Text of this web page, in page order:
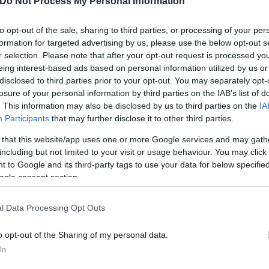
opt-out of the sale, sharing to third parties, or processing of your
for targeted advertising by us, please use the below opt-out
selection. Please note that after your opt-out request is processed
interest-based ads based on personal information utilized by us
to third parties prior to your opt-out. You may separately
of your personal information by third parties on the IAB’s list of
This information may also be disclosed by us to third parties on the
Participants that may further disclose it to other third parties.
that this website/app uses one or more Google services and may
but not limited to your visit or usage behaviour. You may
to Google and its third-party tags to use your data for below
consent section.
Data Processing Opt Outs
opt-out of the Sharing of my personal data.
σκόρπισε τον τρόμο στα Βριλήσσια - Βίντεο
με τσεκούρι στην τσάντα
Βασίλης Αθάνατος σε ηλικία 53 ετών
Έπεσε από τον 3ο όροφο ενώ βρισκόταν σε